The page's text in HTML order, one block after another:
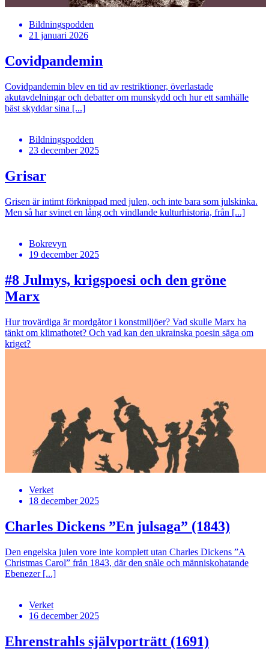
Bildningspodden
21 januari 2026
Covidpandemin
Covidpandemin blev en tid av restriktioner, överlastade
akutavdelningar och debatter om munskydd och hur ett samhälle
bäst skyddar sina [...]
Bildningspodden
23 december 2025
Grisar
Grisen är intimt förknippad med julen, och inte bara som julskinka.
Men så har svinet en lång och vindlande kulturhistoria, från [...]
Bokrevyn
19 december 2025
#8 Julmys, krigspoesi och den gröne
Marx
Hur trovärdiga är mordgåtor i konstmiljöer? Vad skulle Marx ha
tänkt om klimathotet? Och vad kan den ukrainska poesin säga om
kriget?
Verket
18 december 2025
Charles Dickens ”En julsaga” (1843)
Den engelska julen vore inte komplett utan Charles Dickens ”A
Christmas Carol” från 1843, där den snåle och människohatande
Ebenezer [...]
Verket
16 december 2025
Ehrenstrahls självporträtt (1691)